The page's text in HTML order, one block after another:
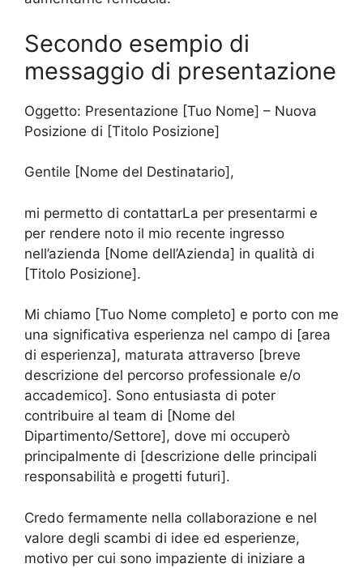
Secondo esempio di
messaggio di presentazione
Oggetto: Presentazione [Tuo Nome] – Nuova
Posizione di [Titolo Posizione]
Gentile [Nome del Destinatario],
mi permetto di contattarLa per presentarmi e
per rendere noto il mio recente ingresso
nell’azienda [Nome dell’Azienda] in qualità di
[Titolo Posizione].
Mi chiamo [Tuo Nome completo] e porto con me
una significativa esperienza nel campo di [area
di esperienza], maturata attraverso [breve
descrizione del percorso professionale e/o
accademico]. Sono entusiasta di poter
contribuire al team di [Nome del
Dipartimento/Settore], dove mi occuperò
principalmente di [descrizione delle principali
responsabilità e progetti futuri].
Credo fermamente nella collaborazione e nel
valore degli scambi di idee ed esperienze,
motivo per cui sono impaziente di iniziare a